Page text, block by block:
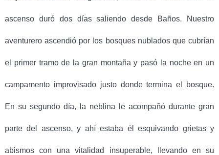
ascenso duró dos días saliendo desde Baños. Nuestro
aventurero ascendió por los bosques nublados que cubrían
el primer tramo de la gran montaña y pasó la noche en un
campamento improvisado justo donde termina el bosque.
En su segundo día, la neblina le acompañó durante gran
parte del ascenso, y ahí estaba él esquivando grietas y
abismos con una vitalidad insuperable, llevando en su